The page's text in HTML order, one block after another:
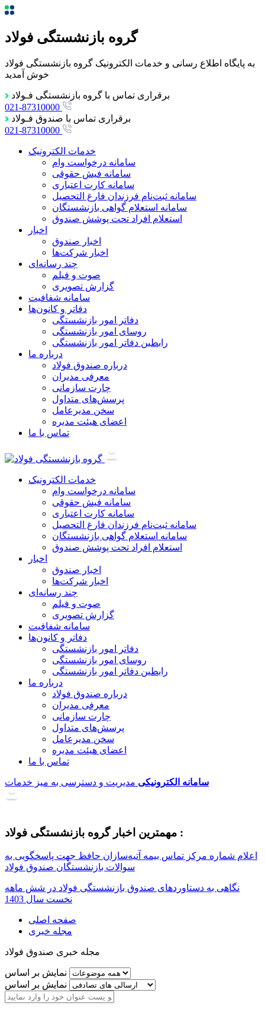
گروه بازنشستگی فولاد
به پایگاه اطلاع رسانی و خدمات الکترونیک گروه بازنشستگی فولاد
خوش آمدید
برقراری تماس با گروه بازنشستگی فـولاد
021-87310000
برقراری تماس با صندوق فـولاد
021-87310000
خدمات الکترونیک
سامانه درخواست وام
سامانه فیش حقوقی
سامانه کارت اعتباری
سامانه ثبت‌نام فرزندان فارغ التحصيل
سامانه استعلام گواهی بازنشستگان
استعلام افراد تحت پوشش صندوق
اخبار
اخبار صندوق
اخبار شرکت‌ها
چند رسانه‌ای
صوت و فیلم
گزارش تصویری
سامانه شفافیت
دفاتر و کانون‌ها
دفاتر امور بازنشستگی
روسای امور بازنشستگی
رابطین دفاتر امور بازنشستگی
درباره ما
درباره صندوق فولاد
معرفی مدیران
چارت سازمانی
پرسش‌های متداول
سخن مدیرعامل
اعضای هیئت مدیره
تماس با ما
خدمات الکترونیک
سامانه درخواست وام
سامانه فیش حقوقی
سامانه کارت اعتباری
سامانه ثبت‌نام فرزندان فارغ التحصيل
سامانه استعلام گواهی بازنشستگان
استعلام افراد تحت پوشش صندوق
اخبار
اخبار صندوق
اخبار شرکت‌ها
چند رسانه‌ای
صوت و فیلم
گزارش تصویری
سامانه شفافیت
دفاتر و کانون‌ها
دفاتر امور بازنشستگی
روسای امور بازنشستگی
رابطین دفاتر امور بازنشستگی
درباره ما
درباره صندوق فولاد
معرفی مدیران
چارت سازمانی
پرسش‌های متداول
سخن مدیرعامل
اعضای هیئت مدیره
تماس با ما
سامانه الکترونیکی مدیریت و دسترسی به میز خدمات
مهمترین اخبار گروه بازنشستگی فولاد :
اعلام شماره مرکز تماس بیمه آتیه‌سازان حافظ جهت پاسخگویی به
سوالات بازنشستگان صندوق فولاد
نگاهی به دستاوردهای صندوق بازنشستگی فولاد در شش ماهه
نخست سال 1403
صفحه اصلی
مجله خبری
مجله خبری صندوق فولاد
نمایش بر اساس
نمایش بر اساس